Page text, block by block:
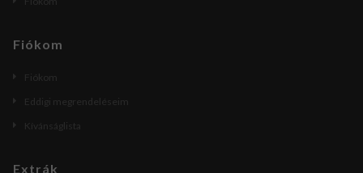
Fiókom
Fiókom
Eddigi megrendeléseim
Kívánságlista
Extrák